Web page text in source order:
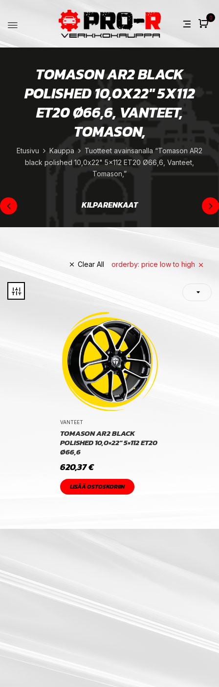
0
TOMASON AR2 BLACK
POLISHED 10,0X22" 5X112
ET20 Ø66,6, VANTEET,
TOMASON,
Etusivu Kauppa
Tuotteet avainsanalla “Tomason AR2
black polished 10,0x22" 5x112 ET20 Ø66,6, Vanteet,
Tomason,”
KILPARENKAAT
Clear All orderby: price low to high
VANTEET
TOMASON AR2 BLACK
POLISHED 10,0×22″ 5×112 ET20
Ø66,6
620,37€
LISÄÄ OSTOSKORIIN